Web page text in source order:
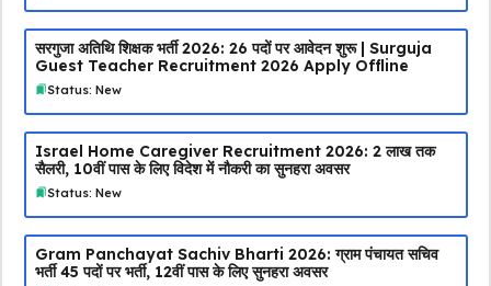
सरगुजा अतिथि शिक्षक भर्ती 2026: 26 पदों पर आवेदन शुरू | Surguja
Guest Teacher Recruitment 2026 Apply Offline
Status: New
Israel Home Caregiver Recruitment 2026: ₹2 लाख तक
सैलरी, 10वीं पास के लिए विदेश में नौकरी का सुनहरा अवसर
Status: New
Gram Panchayat Sachiv Bharti 2026: ग्राम पंचायत सचिव
भर्ती 45 पदों पर भर्ती, 12वीं पास के लिए सुनहरा अवसर